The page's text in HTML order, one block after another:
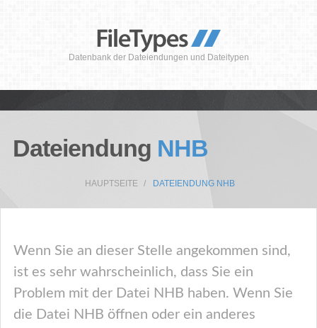
Datenbank der Dateiendungen und Dateitypen
Dateiendung NHB
HAUPTSEITE DATEIENDUNG NHB
Wenn Sie an dieser Stelle angekommen sind,
ist es sehr wahrscheinlich, dass Sie ein
Problem mit der Datei NHB haben. Wenn Sie
die Datei NHB öffnen oder ein anderes